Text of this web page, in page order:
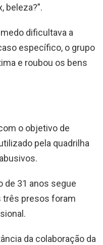
beleza?”.
dificultava a
específico, o grupo
e roubou os bens
o objetivo de
pela quadrilha
de 31 anos segue
três presos foram
da colaboração da